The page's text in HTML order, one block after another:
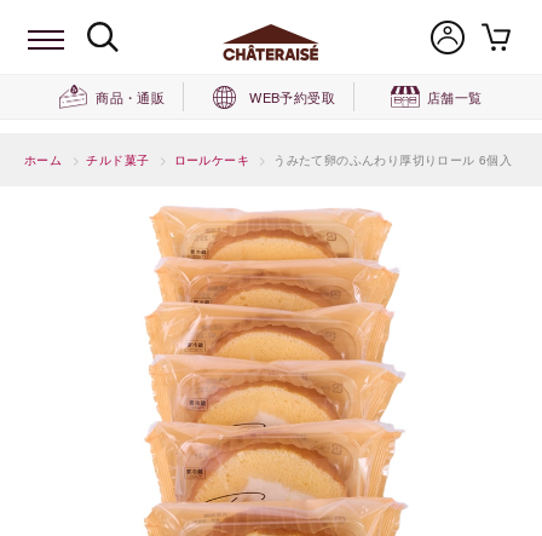
商品・通販 WEB予約受取 店舗一覧
ホーム > チルド菓子 > ロールケーキ > うみたて卵のふんわり厚切りロール 6個入